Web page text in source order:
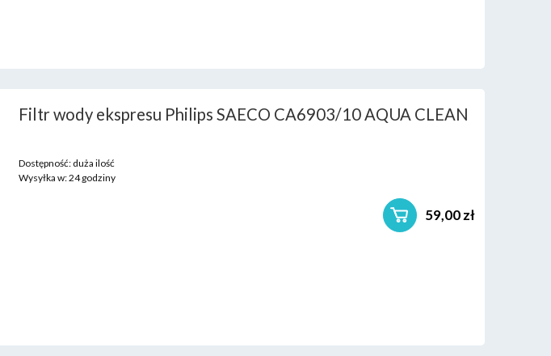
Filtr wody ekspresu Philips SAECO CA6903/10 AQUA CLEAN
Dostępność: duża ilość
Wysyłka w:24 godziny
59,00 zł